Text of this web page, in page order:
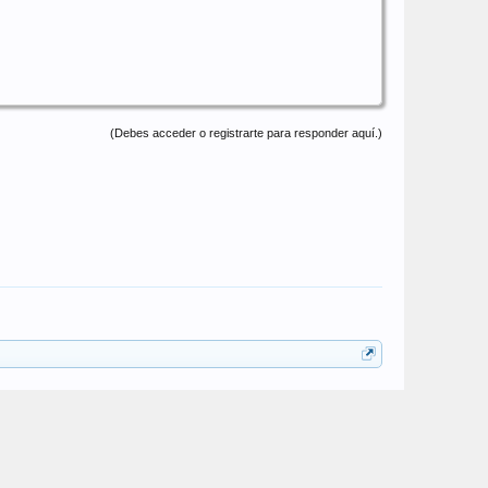
(Debes acceder o registrarte para responder aquí.)